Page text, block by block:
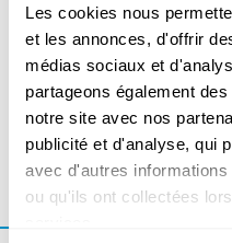
Les cookies nous
et les annonces, d'offrir
médias sociaux et
partageons également
notre site avec nos
publicité et d'analyse, qui
avec d'autres
ou qu'ils ont collectées
Young science enthusiasts
now register for the
FJSL
Cet article fait